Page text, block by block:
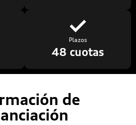
Plazos
48 cuotas
de